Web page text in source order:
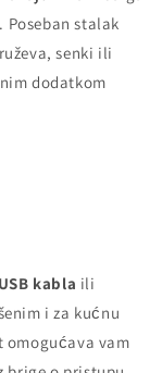
stalak
senki ili
dodatkom
USB kabla ili
i za kućnu
omogućava vam